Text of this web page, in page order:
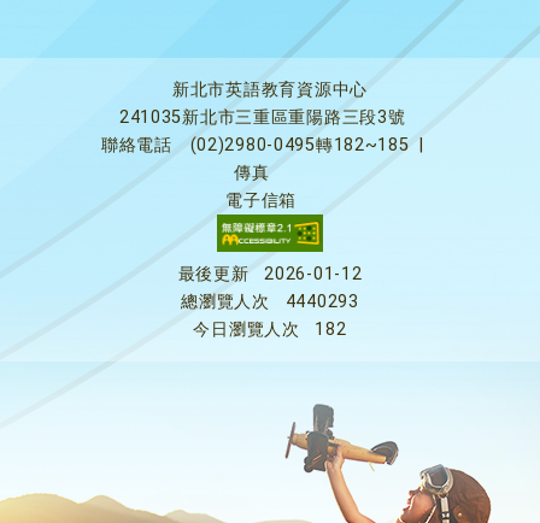
新北市英語教育資源中心
241035新北市三重區重陽路三段3號
聯絡電話
(02)2980-0495轉182~185
傳真
電子信箱
最後更新
2026-01-12
總瀏覽人次
4440293
今日瀏覽人次
182